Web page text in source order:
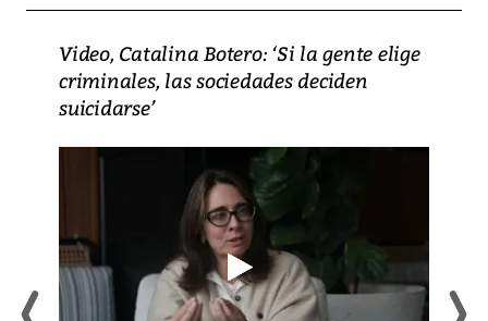
Video, Catalina Botero: ‘Si la gente elige
criminales, las sociedades deciden
suicidarse’